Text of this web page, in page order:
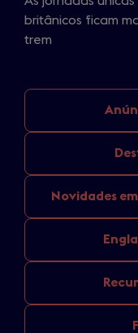
britânicos ficam
trem
Novidades em